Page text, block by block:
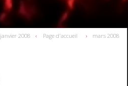
janvier 2008 Page d'accueil mars 2008